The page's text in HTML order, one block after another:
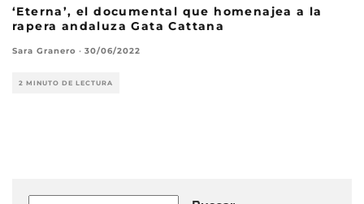
‘Eterna’, el documental que homenajea a la
rapera andaluza Gata Cattana
Sara Granero · 30/06/2022
2 MINUTO DE LECTURA